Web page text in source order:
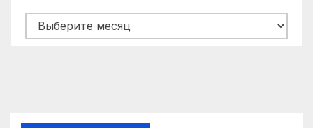
Архивы